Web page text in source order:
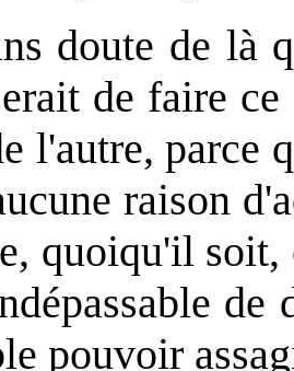
doute de là
de faire
l'autre, parce
raison
quoiqu'il soit,
pouvoir